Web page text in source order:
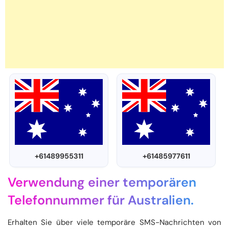
+61489955311 +61485977611
Verwendung einer temporären
Telefonnummer für Australien.
Erhalten Sie über viele temporäre SMS-Nachrichten von